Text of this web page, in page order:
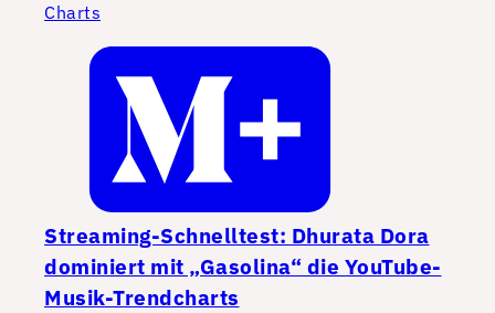
Charts
Streaming-Schnelltest: Dhurata Dora
dominiert mit „Gasolina“ die YouTube-
Musik-Trendcharts